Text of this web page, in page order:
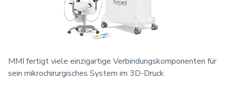
MMI fertigt viele einzigartige Verbindungskomponenten für
sein mikrochirurgisches System im 3D-Druck